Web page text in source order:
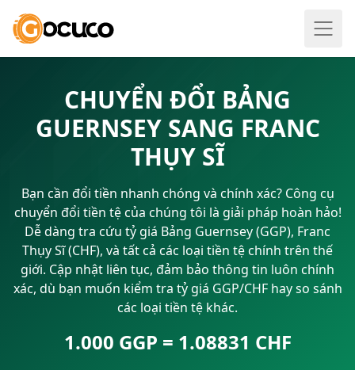
CHUYỂN ĐỔI BẢNG
GUERNSEY SANG FRANC
THỤY SĨ
Bạn cần đổi tiền nhanh chóng và chính xác? Công cụ
chuyển đổi tiền tệ của chúng tôi là giải pháp hoàn hảo!
Dễ dàng tra cứu tỷ giá Bảng Guernsey (GGP), Franc
Thụy Sĩ (CHF), và tất cả các loại tiền tệ chính trên thế
giới. Cập nhật liên tục, đảm bảo thông tin luôn chính
xác, dù bạn muốn kiểm tra tỷ giá GGP/CHF hay so sánh
các loại tiền tệ khác.
1.000 GGP = 1.08831 CHF